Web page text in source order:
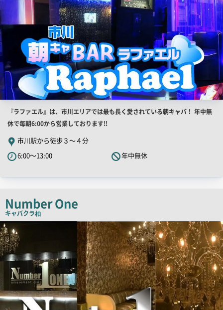
店
舗
PR
キ
ャ
ピ
ー
『ラファエル』は、市川エリアでは最も長く愛されている朝キャバ！ 年中無
休で毎朝6:00から営業しております!!
市川駅から徒歩３～４分
6:00～13:00
年中無休
Number One
キャバクラ柏
店
舗
PR
画
像